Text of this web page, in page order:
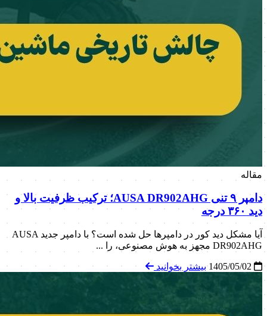
مقاله
دامپر ۹ تنی AUSA DR902AHG؛ ترکیب ظرفیت بالا و
دید ۳۶۰ درجه
آیا مشکل دید کور در دامپرها حل شده است؟ با دامپر جدید AUSA
DR902AHG مجهز به هوش مصنوعی، را ...
بیشتر بخوانید